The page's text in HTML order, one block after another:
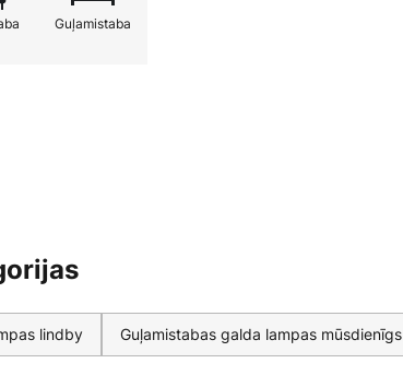
Guļamistaba
lindby Guļamistabas galda lampas mūsdienīgs